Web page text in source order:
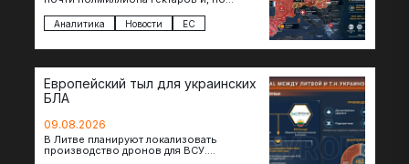
экономике в €15,6–19,1 млрд. К…
Аналитика Новости ЕС
Европейский тыл для украинских
БЛА
09.08.2026
В Литве планируют локализовать
производство дронов для ВСУ.